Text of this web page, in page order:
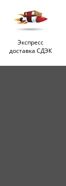
Экспресс
доставка СДЭК